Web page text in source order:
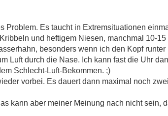
Problem. Es taucht in Extremsituationen
und heftigem Niesen, manchmal 10-
besonders wenn ich den Kopf
Luft durch die Nase. Ich kann fast die Uhr
Schlecht-Luft-Bekommen. ;)
vorbei. Es dauert dann maximal noch
kann aber meiner Meinung nach nicht sein,